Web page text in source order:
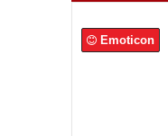
Emoticon